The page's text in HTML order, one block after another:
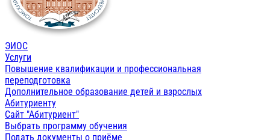
ЭИОС
Услуги
Повышение квалификации и профессиональная
переподготовка
Дополнительное образование детей и взрослых
Абитуриенту
Сайт "Абитуриент"
Выбрать программу обучения
Подать документы о приёме